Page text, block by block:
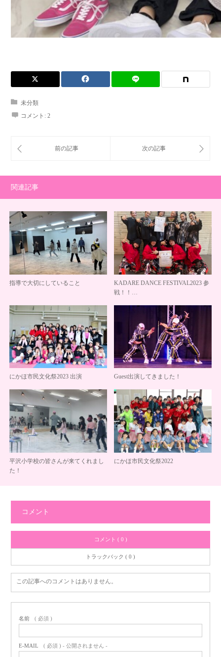
未分類
コメント: 2
関連記事
指導で大切にしていること
KADARE DANCE FESTIVAL2023 参
戦！！…
にかほ市民文化祭2023 出演 Guest出演してきました！
平沢小学校の皆さんが来てくれまし
た！
にかほ市民文化祭2022
コメント
コメント ( 0 )
トラックバック ( 0 )
この記事へのコメントはありません。
名前 ( 必須 )
E-MAIL ( 必須 ) - 公開されません -